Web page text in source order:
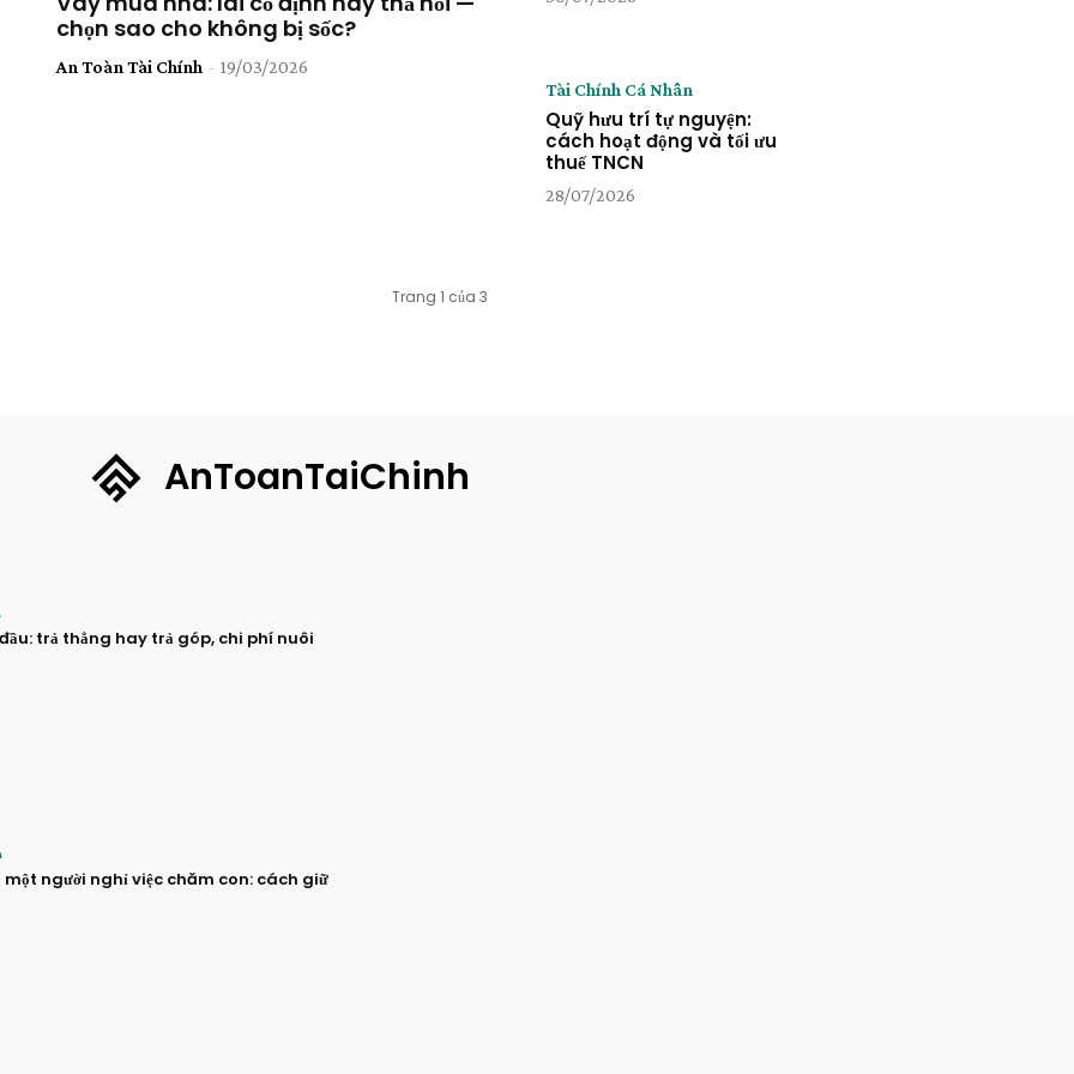
chọn sao cho không bị sốc?
An Toàn Tài Chính - 19/03/2026
Trang 1 của 3
Tài Chính Cá Nhân
Quỹ hưu trí tự nguyện:
cách hoạt động và tối ưu
thuế TNCN
28/07/2026
AnToanTaiChinh
trả thẳng hay trả góp, chi phí nuôi
người nghỉ việc chăm con: cách giữ